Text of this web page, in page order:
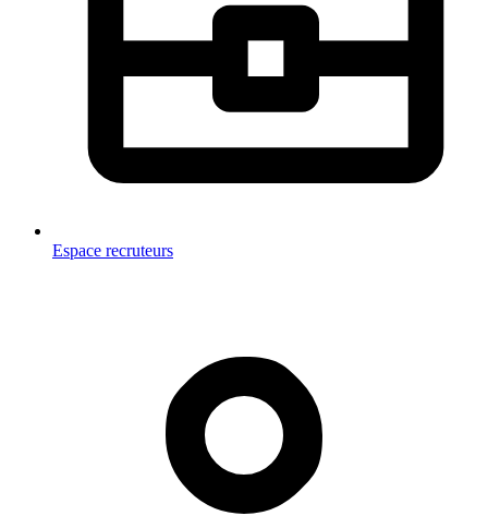
Espace recruteurs